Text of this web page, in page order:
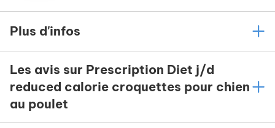
Plus d'infos
Les avis sur Prescription Diet j/d
reduced calorie croquettes pour chien
au poulet